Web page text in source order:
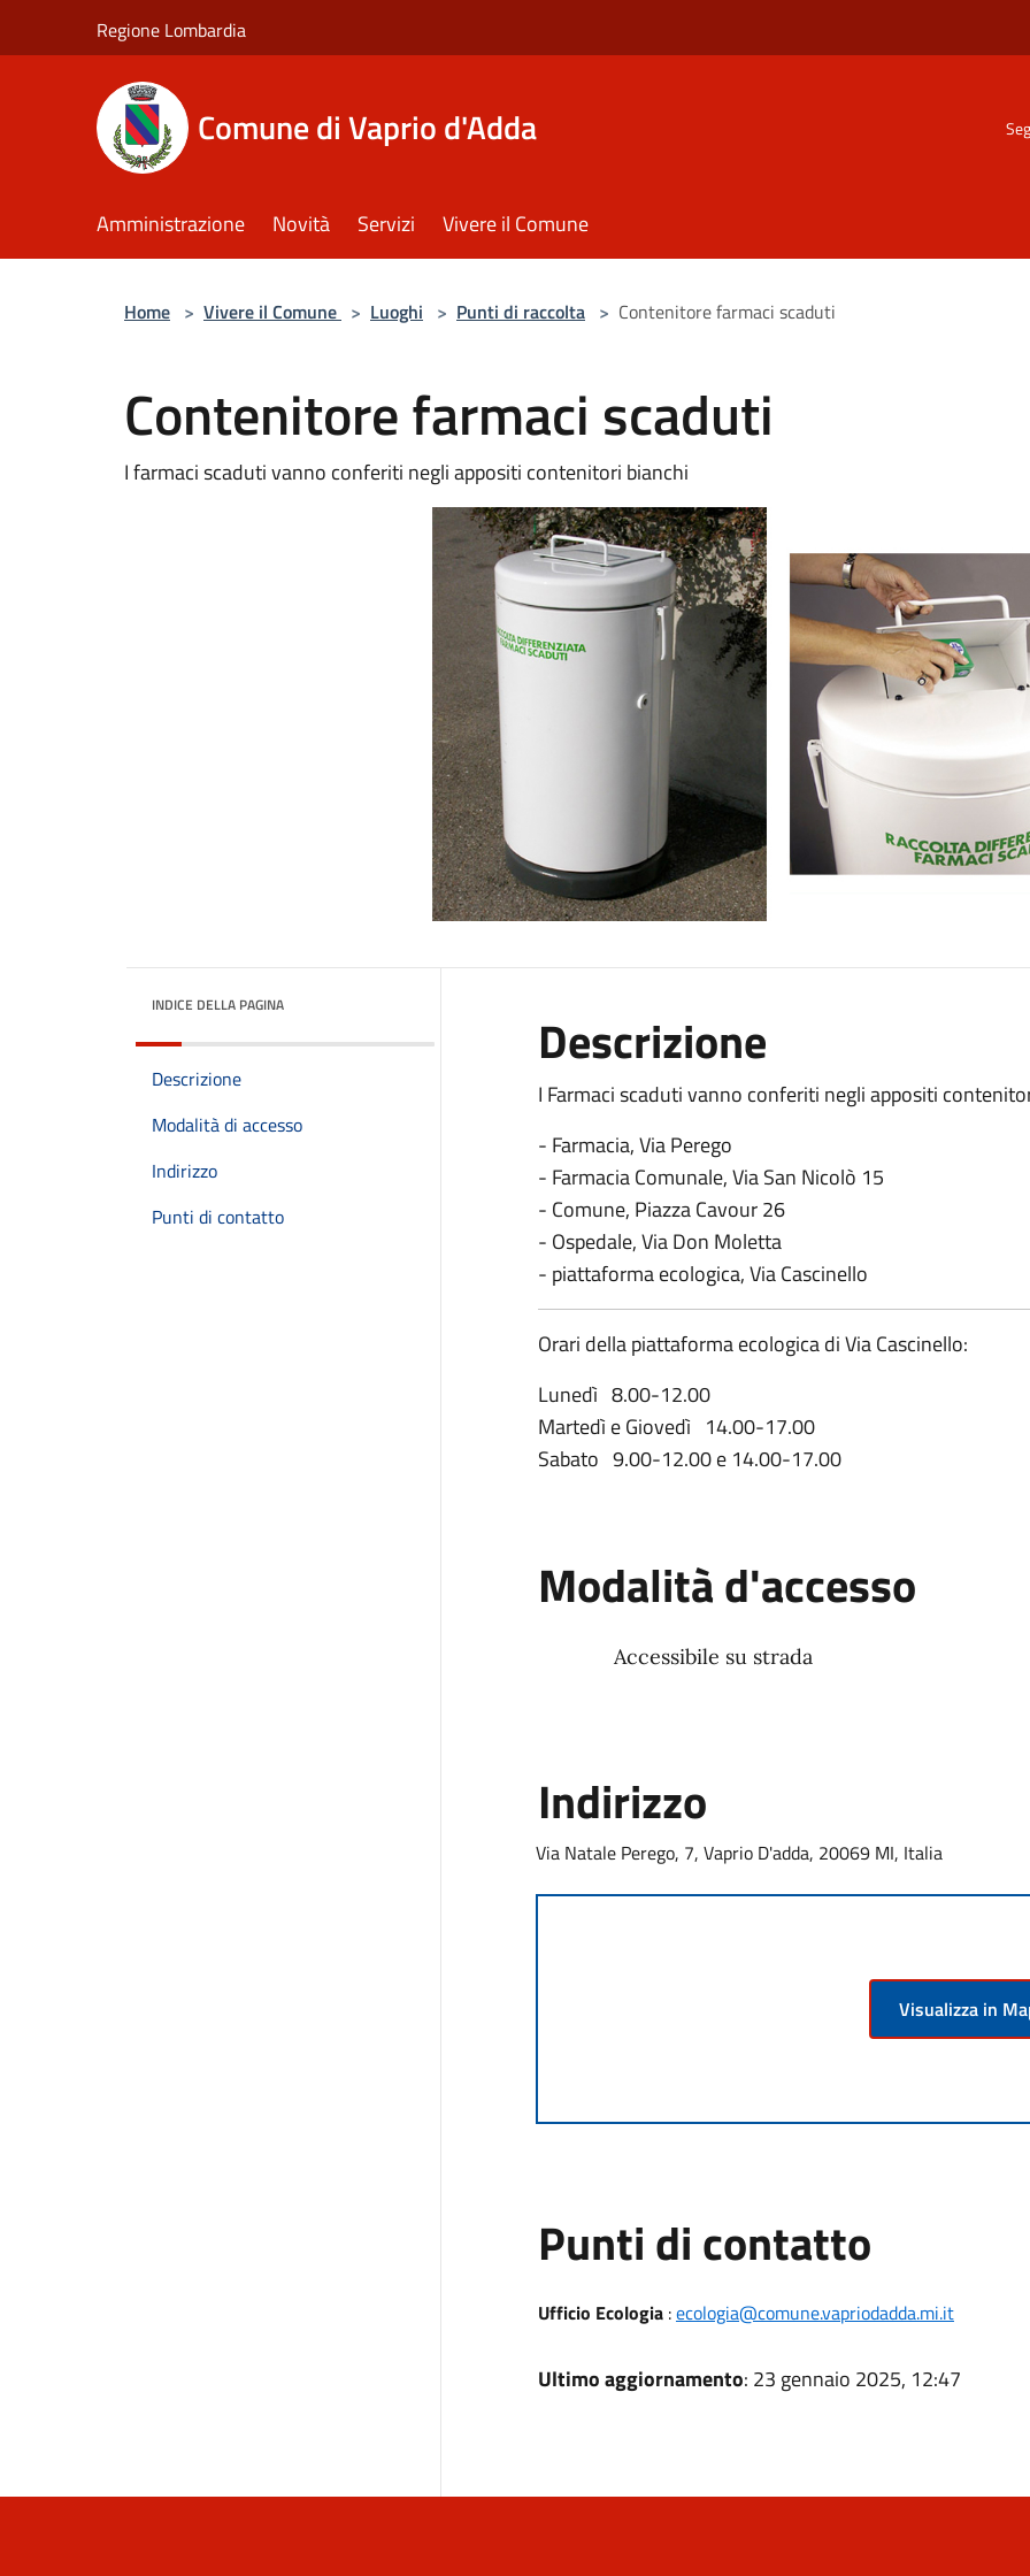
Regione Lombardia
Comune di Vaprio d'Adda
Amministrazione Novità Servizi Vivere il Comune
Home > Vivere il Comune > Luoghi > Punti di raccolta > Contenitore farmaci scaduti
Contenitore farmaci scaduti
I farmaci scaduti vanno conferiti negli appositi contenitori bianchi
INDICE DELLA PAGINA
Descrizione
Modalità di accesso
Indirizzo
Punti di contatto
Descrizione
I Farmaci scaduti vanno conferiti negli appositi
- Farmacia, Via Perego
- Farmacia Comunale, Via San Nicolò 15
- Comune, Piazza Cavour 26
- Ospedale, Via Don Moletta
- piattaforma ecologica, Via Cascinello
Orari della piattaforma ecologica di Via Cascinello:
Lunedì 8.00-12.00
Martedì e Giovedì 14.00-17.00
Sabato 9.00-12.00 e 14.00-17.00
Modalità d'accesso
Accessibile su strada
Indirizzo
Via Natale Perego, 7, Vaprio D'adda, 20069 MI, Italia
Visualizza in
Punti di contatto
Ufficio Ecologia:ecologia@comune.vapriodadda.mi.it
Ultimo aggiornamento: 23 gennaio 2025, 12:47